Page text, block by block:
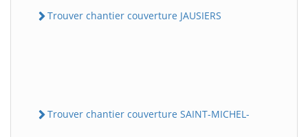
Trouver chantier couverture JAUSIERS
Trouver chantier couverture SAINT-MICHEL-